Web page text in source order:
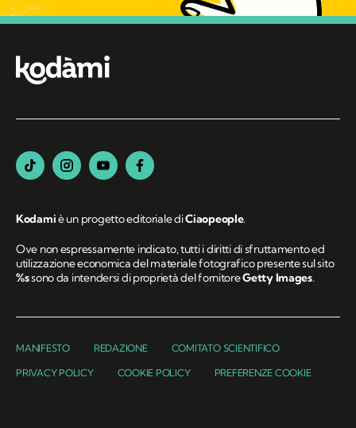
Kodamiè un progetto editoriale diCiaopeople.
Ove non espressamente indicato, tutti i diritti di sfruttamento ed
utilizzazione economica del materiale fotografico presente sul sito
%ssono da intendersi di proprietà del fornitoreGetty Images.
MANIFESTO REDAZIONE COMITATO SCIENTIFICO
PRIVACY POLICY COOKIE POLICY PREFERENZE COOKIE